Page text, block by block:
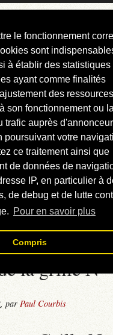
le fonctionnement
sont
à établir des statistiques
ayant comme finalités
des ressources
son fonctionnement ou la
trafic auprès
poursuivant votre
ce traitement ainsi que
de données de
IP, en particulier à
de debug et de lutte
Pour en savoir plus
Compris
LE »
la grille
,parPaul Courbis